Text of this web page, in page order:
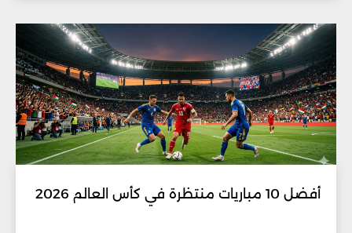
أفضل 10 مباريات منتظرة في كأس العالم 2026